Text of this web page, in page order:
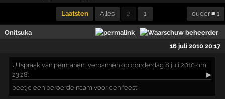
Laatsten Alles 2 1 ouder ≡ 1
Onitsuka
16 juli 2010 20:17
Uitspraak van permanent verbannen op donderdag 8 juli 2010 om
23:28:
▶
beetje een beroerde naam voor een feest!